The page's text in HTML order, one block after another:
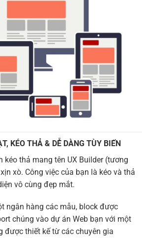
KÉO THẢ & DỄ DÀNG TÙY BIẾN
kéo thả mang tên UX Builder (tương
xò. Công việc của bạn là kéo và thả
vô cùng đẹp mắt.
ngân hàng các mẫu, block được
chúng vào dự án Web bạn với một
được thiết kế từ các chuyên gia